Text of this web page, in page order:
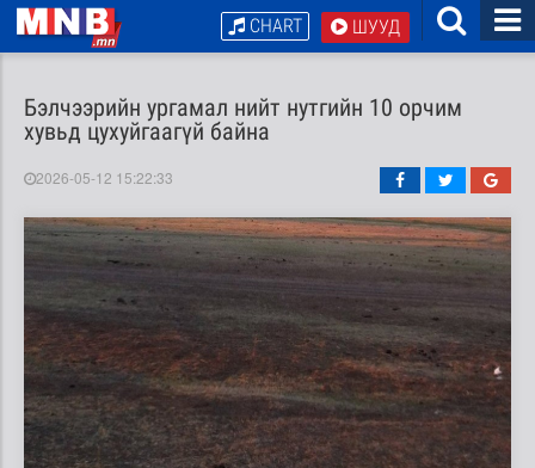
ШУУД
CHART
Бэлчээрийн ургамал нийт нутгийн 10 орчим
хувьд цухуйгаагүй байна
2026-05-12 15:22:33